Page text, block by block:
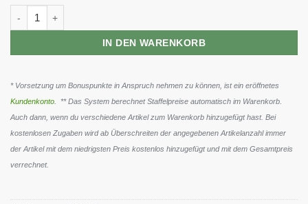
IN DEN WARENKORB
* Vorsetzung um Bonuspunkte in Anspruch nehmen zu können, ist ein eröffnetes
Kundenkonto . ** Das System berechnet Staffelpreise automatisch im Warenkorb.
Auch dann, wenn du verschiedene Artikel zum Warenkorb hinzugefügt hast. Bei
kostenlosen Zugaben wird ab Überschreiten der angegebenen Artikelanzahl immer
der Artikel mit dem niedrigsten Preis kostenlos hinzugefügt und mit dem Gesamtpreis
verrechnet.